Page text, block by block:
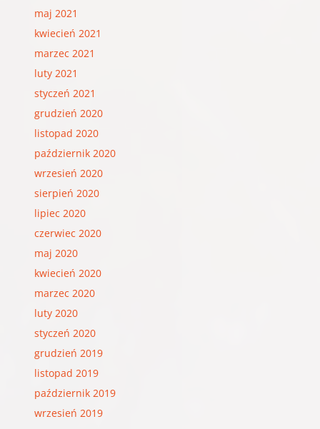
maj 2021
kwiecień 2021
marzec 2021
luty 2021
styczeń 2021
grudzień 2020
listopad 2020
październik 2020
wrzesień 2020
sierpień 2020
lipiec 2020
czerwiec 2020
maj 2020
kwiecień 2020
marzec 2020
luty 2020
styczeń 2020
grudzień 2019
listopad 2019
październik 2019
wrzesień 2019